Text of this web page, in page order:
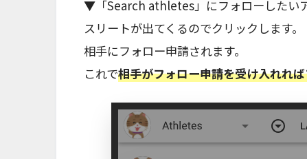
▼「Search athletes」にフォローしたい
スリートが出てくるのでクリックします。
相手にフォロー申請されます。
これで相手がフォロー申請を受け入れれ